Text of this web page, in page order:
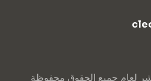
لعام جميع الحقوق محفوظة